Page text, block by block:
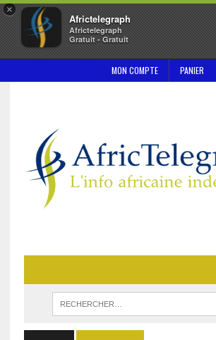
×
Africtelegraph
Africtelegraph
Gratuit - Gratuit
MON COMPTE PANIER